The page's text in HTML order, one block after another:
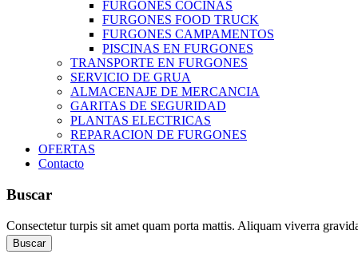
FURGONES COCINAS
FURGONES FOOD TRUCK
FURGONES CAMPAMENTOS
PISCINAS EN FURGONES
TRANSPORTE EN FURGONES
SERVICIO DE GRUA
ALMACENAJE DE MERCANCIA
GARITAS DE SEGURIDAD
PLANTAS ELECTRICAS
REPARACION DE FURGONES
OFERTAS
Contacto
Buscar
Consectetur turpis sit amet quam porta mattis. Aliquam viverra
Buscar